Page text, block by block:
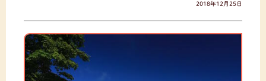
2018年12月25日